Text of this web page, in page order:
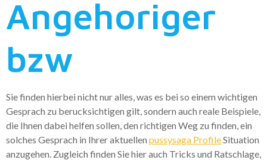
Angehoriger
bzw
Sie finden hierbei nicht nur alles, was es bei so einem wichtigen
Gesprach zu berucksichtigen gilt, sondern auch reale Beispiele,
die Ihnen dabei helfen sollen, den richtigen Weg zu finden, ein
solches Gesprach in Ihrer aktuellen pussysaga ProfileSituation
anzugehen. Zugleich finden Sie hier auch Tricks und Ratschlage,